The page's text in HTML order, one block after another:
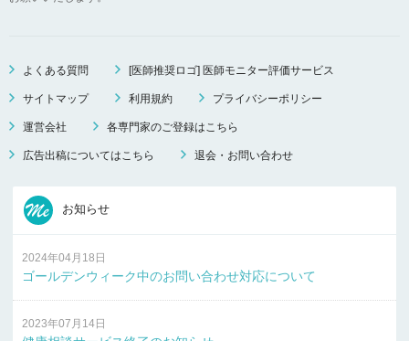
よくある質問 [医師推奨ロゴ] 医師モニター評価サービス
サイトマップ 利用規約 プライバシーポリシー
運営会社 各専門家のご登録はこちら
広告出稿についてはこちら 退会・お問い合わせ
お知らせ
2024年04月18日
ゴールデンウィーク中のお問い合わせ対応について
2023年07月14日